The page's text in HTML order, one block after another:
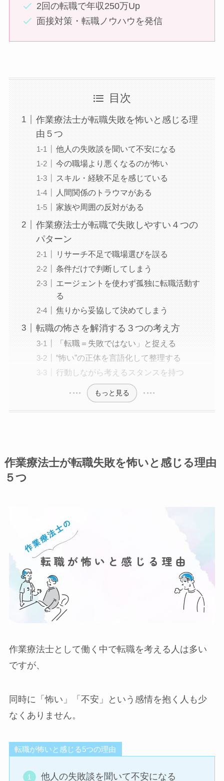
2回の転職で年収250万Up
面接対策・転職ノウハウを発信
目次
作業療法士が転職失敗を怖いと感じる理
由５つ
他人の失敗談を聞いて不安になる
今の職場より悪くなるのが怖い
スキル・経験不足を感じている
人間関係のトラウマがある
家族や周囲の反対がある
作業療法士が転職で失敗しやすい４つの
パターン
リサーチ不足で職場選びを誤る
条件だけで判断してしまう
エージェントを使わず孤独に転職活動す
る
焦りから妥協して決めてしまう
転職の怖さを解消する３つの考え方
「転職＝失敗ではない」と捉える
“怖い”の正体を言語化して整理する
行動しながら考えるスタンスを持つ
もっと見る
作業療法士が転職失敗を怖いと感じる理由
５つ
作業療法士として働く中で転職を考える人は多い
ですが、
同時に「怖い」「不安」という感情を抱く人も少
なくありません。
転職が怖いと感じる5つの理由
他人の失敗談を聞いて不安になる